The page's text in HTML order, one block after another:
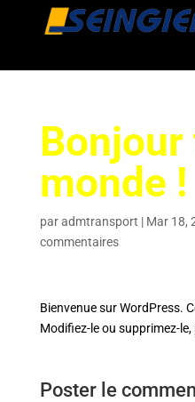
monde !
paradmtransport | Mar 18,
commentaires
Bienvenue sur WordPress.
Modifiez-le ou supprimez-
Poster le